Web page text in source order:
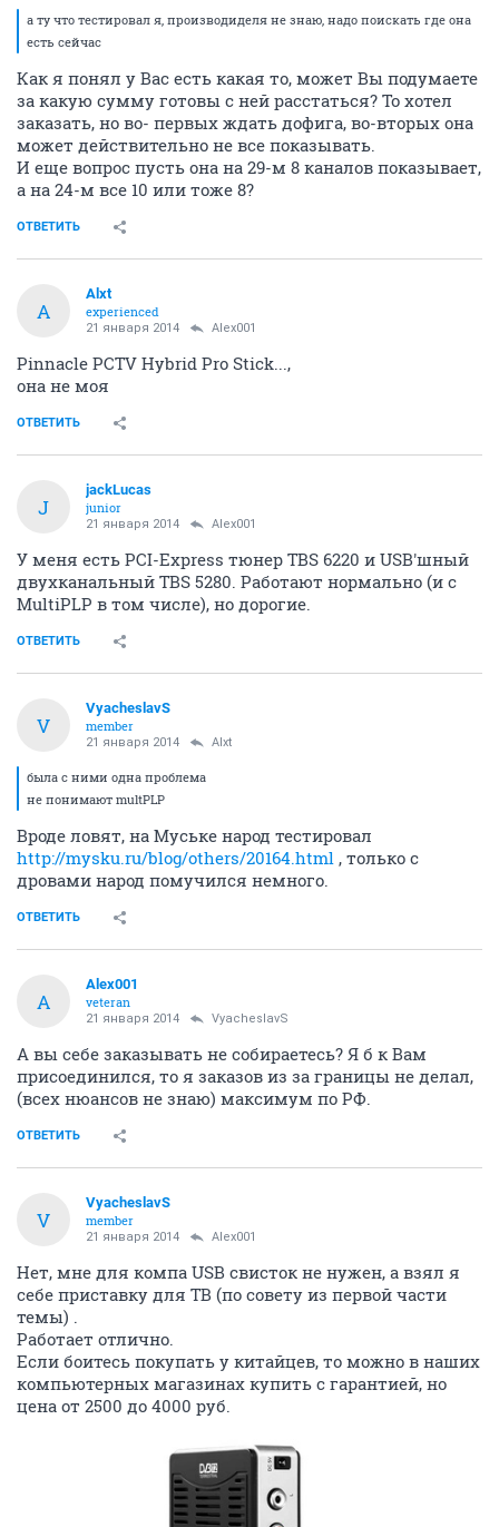
а ту что тестировал я, производиделя не знаю, надо поискать где она
есть сейчас
Как я понял у Вас есть какая то, может Вы подумаете
за какую сумму готовы с ней расстаться? То хотел
заказать, но во- первых ждать дофига, во-вторых она
может действительно не все показывать.
И еще вопрос пусть она на 29-м 8 каналов показывает,
а на 24-м все 10 или тоже 8?
ОТВЕТИТЬ
A
Alxt
experienced
21 января 2014 Alex001
Pinnacle PCTV Hybrid Pro Stick...,
она не моя
ОТВЕТИТЬ
J
jackLucas
junior
21 января 2014 Alex001
У меня есть PCI-Express тюнер TBS 6220 и USB'шный
двухканальный TBS 5280. Работают нормально (и с
MultiPLP в том числе), но дорогие.
ОТВЕТИТЬ
V
VyacheslavS
member
21 января 2014 Alxt
была с ними одна проблема
не понимают multPLP
Вроде ловят, на Муське народ тестировал
http://mysku.ru/blog/others/20164.html , только с
дровами народ помучился немного.
ОТВЕТИТЬ
A
Alex001
veteran
21 января 2014 VyacheslavS
А вы себе заказывать не собираетесь? Я б к Вам
присоединился, то я заказов из за границы не делал,
(всех нюансов не знаю) максимум по РФ.
ОТВЕТИТЬ
V
VyacheslavS
member
21 января 2014 Alex001
Нет, мне для компа USB свисток не нужен, а взял я
себе приставку для ТВ (по совету из первой части
темы) .
Работает отлично.
Если боитесь покупать у китайцев, то можно в наших
компьютерных магазинах купить с гарантией, но
цена от 2500 до 4000 руб.